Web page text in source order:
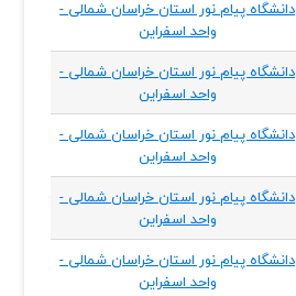
دانشگاه پیام نور استان خراسان شمالی -
واحد اسفراین
دانشگاه پیام نور استان خراسان شمالی -
واحد اسفراین
دانشگاه پیام نور استان خراسان شمالی -
واحد اسفراین
دانشگاه پیام نور استان خراسان شمالی -
واحد اسفراین
دانشگاه پیام نور استان خراسان شمالی -
واحد اسفراین